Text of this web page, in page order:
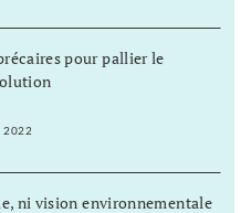
pour pallier le
2022
ni vision environnementale